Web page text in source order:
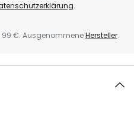
.
99 €. AusgenommeneHersteller.